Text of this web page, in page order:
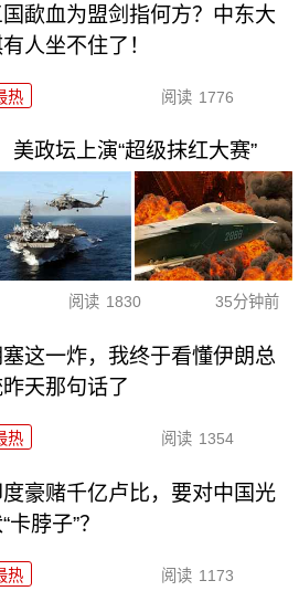
国歃血为盟剑指何方？中东大
人坐不住了！
热 阅读 1776
美政坛上演“超级抹红大赛”
阅读 1830 35分钟前
塞这一炸，我终于看懂伊朗总
天那句话了
热 阅读 1354
度豪赌千亿卢比，要对中国光
卡脖子”？
热 阅读 1173